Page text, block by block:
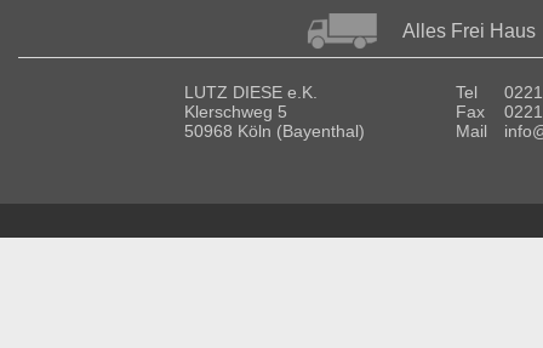
Alles Frei Haus
LUTZ DIESE e.K.
Klerschweg 5
50968 Köln (Bayenthal)
Tel
Fax
Mail